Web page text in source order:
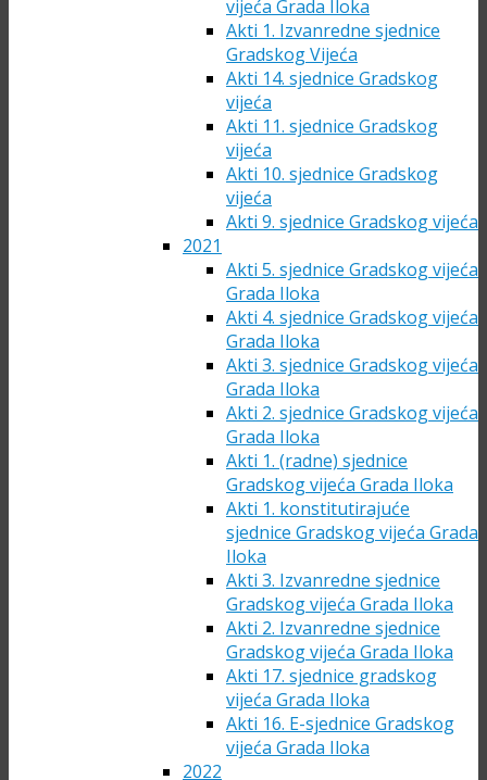
vijeća Grada Iloka
Akti 1. Izvanredne sjednice
Gradskog Vijeća
Akti 14. sjednice Gradskog
vijeća
Akti 11. sjednice Gradskog
vijeća
Akti 10. sjednice Gradskog
vijeća
Akti 9. sjednice Gradskog vijeća
2021
Akti 5. sjednice Gradskog vijeća
Grada Iloka
Akti 4. sjednice Gradskog vijeća
Grada Iloka
Akti 3. sjednice Gradskog vijeća
Grada Iloka
Akti 2. sjednice Gradskog vijeća
Grada Iloka
Akti 1. (radne) sjednice
Gradskog vijeća Grada Iloka
Akti 1. konstitutirajuće
sjednice Gradskog vijeća Grada
Iloka
Akti 3. Izvanredne sjednice
Gradskog vijeća Grada Iloka
Akti 2. Izvanredne sjednice
Gradskog vijeća Grada Iloka
Akti 17. sjednice gradskog
vijeća Grada Iloka
Akti 16. E-sjednice Gradskog
vijeća Grada Iloka
2022